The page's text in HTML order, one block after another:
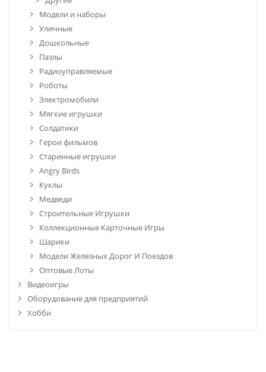
Модели и наборы
Уличные
Дошкольные
Пазлы
Радиоуправляемые
Роботы
Электромобили
Мягкие игрушки
Солдатики
Герои фильмов
Старинные игрушки
Angry Birds
Куклы
Медведи
Строительные Игрушки
Коллекционные Карточные Игры
Шарики
Модели Железных Дорог И Поездов
Оптовые Лоты
Видеоигры
Оборудование для предприятий
Хобби